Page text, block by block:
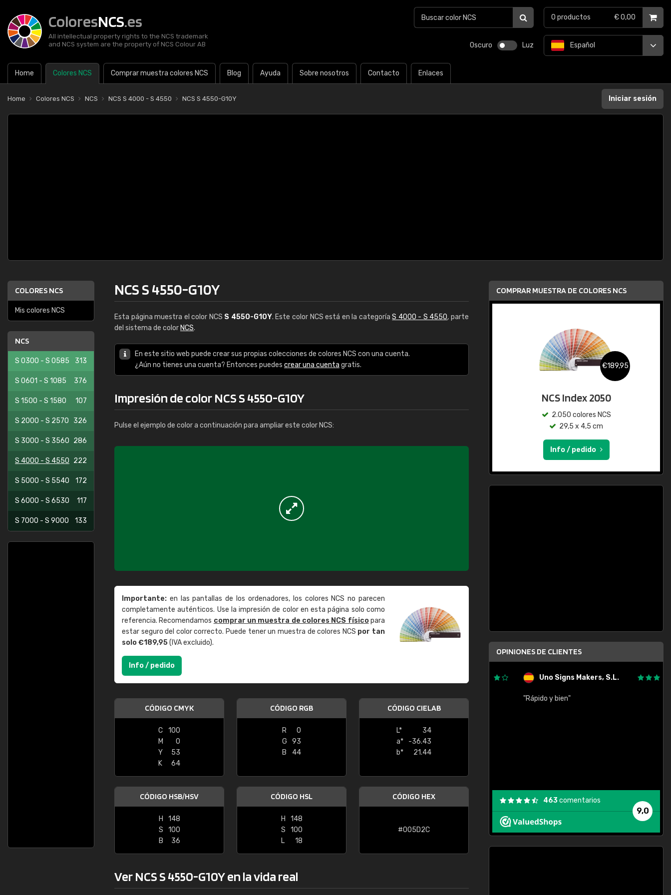
ColoresNCS.es
All intellectual property rights to the NCS trademark
and NCS system are the property of NCS Colour AB
Oscuro Luz
Home Colores NCS Comprar muestra colores NCS Blog Ayuda Sobre nosotros Contacto Enlaces
Español
0 productos € 0,00
Home Colores NCS NCS NCS S 4000 - S 4550 NCS S 4550-G10Y Iniciar sesión
COLORES NCS
Mis colores NCS
NCS
S 0300 - S 0585 313
S 0601 - S 1085 376
S 1500 - S 1580 107
S 2000 - S 2570 326
S 3000 - S 3560 286
S 4000 - S 4550 222
S 5000 - S 5540 172
S 6000 - S 6530 117
S 7000 - S 9000 133
NCS S 4550-G10Y
Esta página muestra el color NCS S 4550-G10Y. Este color NCS está en la categoríaS 4000 - S 4550, parte
del sistema de color NCS.
En este sitio web puede crear sus propias colecciones de colores NCS con una cuenta.
¿Aún no tienes una cuenta? Entonces puedes crear una cuenta gratis.
Impresión de color NCS S 4550-G10Y
Pulse el ejemplo de color a continuación para ampliar este color NCS:
Importante: en las pantallas de los ordenadores, los colores NCS no parecen
completamente auténticos. Use la impresión de color en esta página solo como
referencia. Recomendamos comprar un muestra de colores NCS físicopara
estar seguro del color correcto. Puede tener un muestra de colores NCS por tan
solo €189,95(IVA excluido).
Info / pedido
CÓDIGO CMYK
C
100
M
0
Y
53
K
64
CÓDIGO RGB
R
0
G
93
B
44
CÓDIGO CIELAB
L*
34
a*
-36.43
b*
21.44
CÓDIGO HSB/HSV
H
148
S
100
B
36
CÓDIGO HSL
H
148
S
100
L
18
CÓDIGO HEX
#005D2C
Ver NCS S 4550-G10Y en la vida real
COMPRAR MUESTRA DE COLORES NCS
€189,95
NCS Index 2050
2.050 colores NCS
29,5 x 4,5 cm
Info / pedido
OPINIONES DE CLIENTES
"Buen servicio. No obstante No es fácil
encontrar/comprar lo que se busca"
Uno Signs Makers, S.L.
"Rápido y bien"
9,0
463comentarios